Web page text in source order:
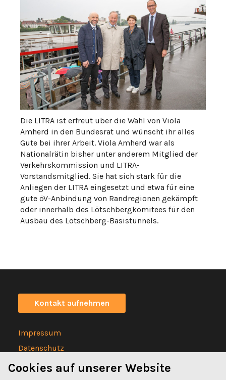
Die LITRA ist erfreut über die Wahl von Viola
Amherd in den Bundesrat und wünscht ihr alles
Gute bei ihrer Arbeit. Viola Amherd war als
Nationalrätin bisher unter anderem Mitglied der
Verkehrskommission und LITRA-
Vorstandsmitglied. Sie hat sich stark für die
Anliegen der LITRA eingesetzt und etwa für eine
gute öV-Anbindung von Randregionen gekämpft
oder innerhalb des Lötschbergkomitees für den
Ausbau des Lötschberg-Basistunnels.
Kontakt aufnehmen
Impressum
Datenschutz
Statuten
Cookies auf unserer Website